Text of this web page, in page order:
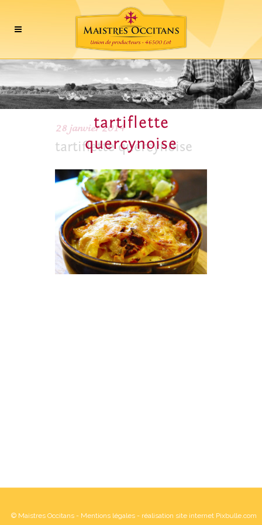
tartiflette
quercynoise
28 janvier 2014
tartiflette quercynoise
© Maistres Occitans - Mentions légales - réalisation site internet Pixbulle.com